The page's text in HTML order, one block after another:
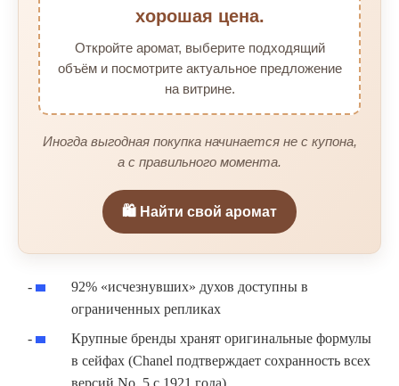
хорошая цена.
Откройте аромат, выберите подходящий
объём и посмотрите актуальное предложение
на витрине.
Иногда выгодная покупка начинается не с купона,
а с правильного момента.
🛍️ Найти свой аромат
92% «исчезнувших» духов доступны в
ограниченных репликах
Крупные бренды хранят оригинальные формулы
в сейфах (Chanel подтверждает сохранность всех